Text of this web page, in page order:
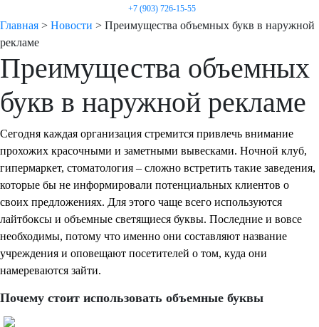
+7 (903) 726-15-55
Главная > Новости > Преимущества объемных букв в наружной
рекламе
Преимущества объемных
букв в наружной рекламе
Сегодня каждая организация стремится привлечь внимание
прохожих красочными и заметными вывесками. Ночной клуб,
гипермаркет, стоматология – сложно встретить такие заведения,
которые бы не информировали потенциальных клиентов о
своих предложениях. Для этого чаще всего используются
лайтбоксы и объемные светящиеся буквы. Последние и вовсе
необходимы, потому что именно они составляют название
учреждения и оповещают посетителей о том, куда они
намереваются зайти.
Почему стоит использовать объемные буквы